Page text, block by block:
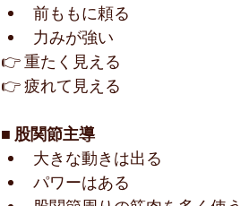
前ももに頼る
力みが強い
👉 重たく見える
👉 疲れて見える
■ 股関節主導
大きな動きは出る
パワーはある